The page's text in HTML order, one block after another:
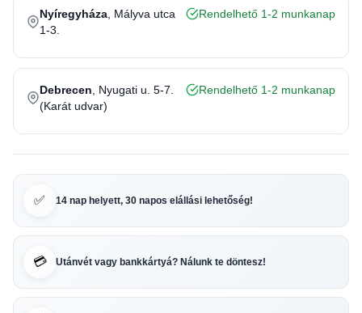
Nyíregyháza , Mályva utca
1-3.
Rendelhető 1-2 munkanap
Debrecen , Nyugati u. 5-7.
(Karát udvar)
Rendelhető 1-2 munkanap
✅ 14 nap helyett, 30 napos elállási lehetőség!
💳 Utánvét vagy bankkártyá? Nálunk te döntesz!